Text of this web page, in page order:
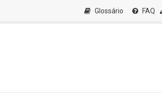
Glossário FAQ